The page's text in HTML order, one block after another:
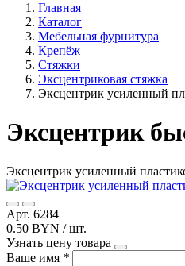
Главная
Каталог
Мебельная фурнитура
Крепёж
Стяжки
Эксцентриковая стяжка
Эксцентрик усиленный
Эксцентрик
Эксцентрик усиленный
Арт. 6284
0.50 BYN / шт.
Узнать цену товара
Ваше имя *